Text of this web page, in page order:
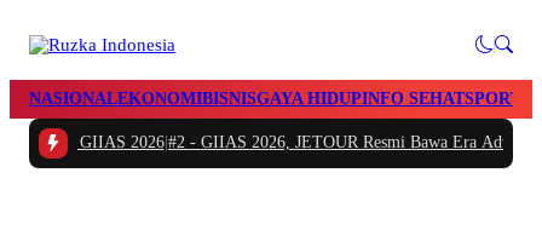
NASIONALEKONOMIBISNISGAYA HIDUPINFO SEHATSPORTS
GIIAS 2026|#2 -GIIAS 2026, JETOUR Resmi Bawa Era Adventure PHEV